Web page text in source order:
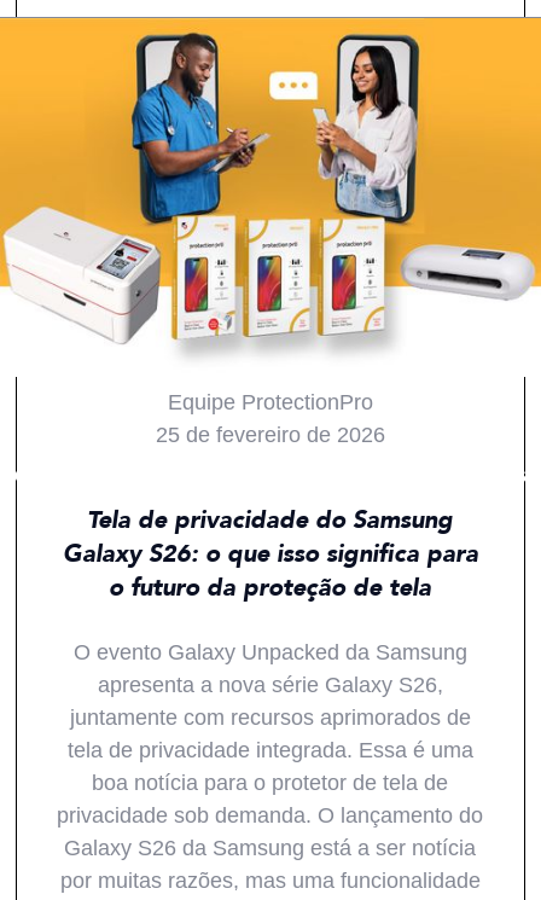
Equipe ProtectionPro
25 de fevereiro de 2026
Tela de privacidade do Samsung
Galaxy S26: o que isso significa para
o futuro da proteção de tela
O evento Galaxy Unpacked da Samsung
apresenta a nova série Galaxy S26,
juntamente com recursos aprimorados de
tela de privacidade integrada. Essa é uma
boa notícia para o protetor de tela de
privacidade sob demanda. O lançamento do
Galaxy S26 da Samsung está a ser notícia
por muitas razões, mas uma funcionalidade